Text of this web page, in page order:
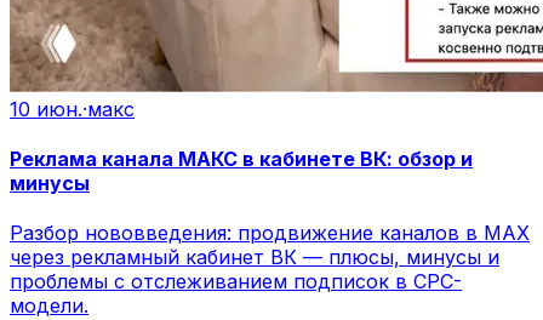
10 июн.·макс
Реклама канала МАКС в кабинете ВК: обзор и
минусы
Разбор нововведения: продвижение каналов в MAX
через рекламный кабинет ВК — плюсы, минусы и
проблемы с отслеживанием подписок в CPC-
модели.